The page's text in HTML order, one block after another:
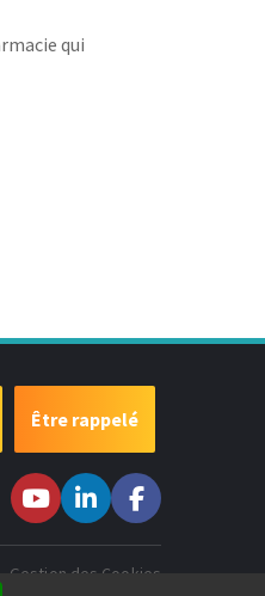
qui
Être rappelé
Youtubesur LinkedIn
nous sur
Facebook
Gestion des Cookies